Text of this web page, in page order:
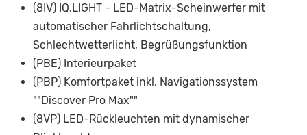
(8IV) IQ.LIGHT - LED-Matrix-Scheinwerfer mit
automatischer Fahrlichtschaltung,
Schlechtwetterlicht, Begrüßungsfunktion
(PBE) Interieurpaket
(PBP) Komfortpaket inkl. Navigationssystem
""Discover Pro Max""
(8VP) LED-Rückleuchten mit dynamischer